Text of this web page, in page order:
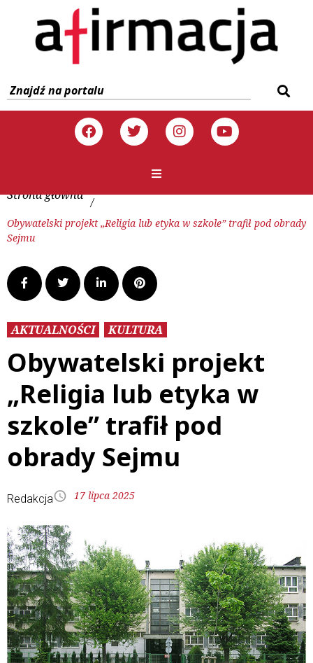
Strona główna /
Obywatelski projekt „Religia lub etyka w szkole” trafił pod obrady
Sejmu
AKTUALNOŚCI KULTURA
Obywatelski projekt
„Religia lub etyka w
szkole” trafił pod
obrady Sejmu
Redakcja 17 lipca 2025